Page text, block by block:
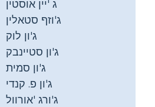
ג 'יין אוסטין
ג'וזף סטאלין
ג'ון לוק
ג'ון סטיינבק
ג'ון סמית
ג'ון פ. קנדי
ג'ורג 'אורוול